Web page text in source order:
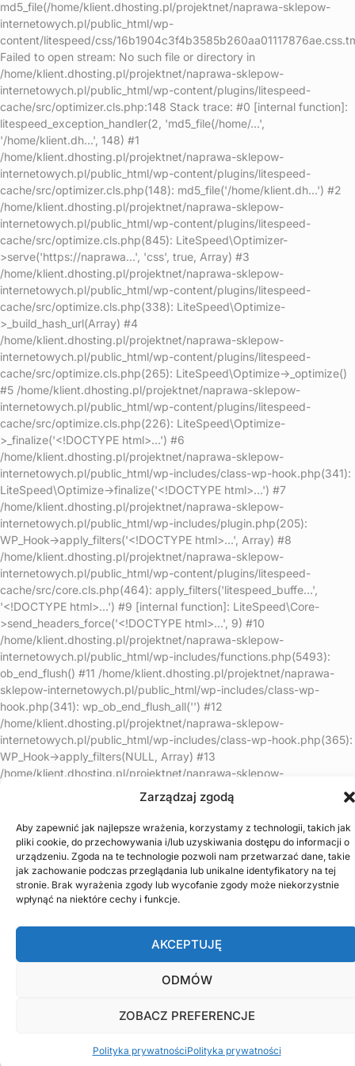
Zarządzaj zgodą
Aby zapewnić jak najlepsze wrażenia, korzystamy z technologii, takich jak
pliki cookie, do przechowywania i/lub uzyskiwania dostępu do informacji o
urządzeniu. Zgoda na te technologie pozwoli nam przetwarzać dane, takie
jak zachowanie podczas przeglądania lub unikalne identyfikatory na tej
stronie. Brak wyrażenia zgody lub wycofanie zgody może niekorzystnie
wpłynąć na niektóre cechy i funkcje.
AKCEPTUJĘ
ODMÓW
ZOBACZ PREFERENCJE
Polityka prywatnościPolityka prywatności
md5_file(/home/klient.dhosting.pl/projektnet/naprawa-sklepow-
internetowych.pl/public_html/wp-
content/litespeed/css/
Failed to open stream: No such file or directory in
/home/klient.dhosting.pl/projektnet/naprawa-sklepow-
internetowych.pl/public_html/wp-content/plugins/litespeed-
cache/src/optimizer.cls.php:148 Stack trace: #0 [internal function]:
litespeed_exception_handler(2, 'md5_file(/home/...',
'/home/klient.dh...', 148) #1
/home/klient.dhosting.pl/projektnet/naprawa-sklepow-
internetowych.pl/public_html/wp-content/plugins/litespeed-
cache/src/optimizer.cls.php(148): md5_file('/home/klient.dh...') #2
/home/klient.dhosting.pl/projektnet/naprawa-sklepow-
internetowych.pl/public_html/wp-content/plugins/litespeed-
cache/src/optimize.cls.php(845): LiteSpeed\Optimizer-
>serve('https://naprawa...', 'css', true, Array) #3
/home/klient.dhosting.pl/projektnet/naprawa-sklepow-
internetowych.pl/public_html/wp-content/plugins/litespeed-
cache/src/optimize.cls.php(338): LiteSpeed\Optimize-
>_build_hash_url(Array) #4
/home/klient.dhosting.pl/projektnet/naprawa-sklepow-
internetowych.pl/public_html/wp-content/plugins/litespeed-
cache/src/optimize.cls.php(265): LiteSpeed\Optimize->_optimize()
#5 /home/klient.dhosting.pl/projektnet/naprawa-sklepow-
internetowych.pl/public_html/wp-content/plugins/litespeed-
cache/src/optimize.cls.php(226): LiteSpeed\Optimize-
>_finalize('<!DOCTYPE html>...') #6
/home/klient.dhosting.pl/projektnet/naprawa-sklepow-
internetowych.pl/public_html/wp-includes/class-wp-hook.php(341):
LiteSpeed\Optimize->finalize('<!DOCTYPE html>...') #7
/home/klient.dhosting.pl/projektnet/naprawa-sklepow-
internetowych.pl/public_html/wp-includes/plugin.php(205):
WP_Hook->apply_filters('<!DOCTYPE html>...', Array) #8
/home/klient.dhosting.pl/projektnet/naprawa-sklepow-
internetowych.pl/public_html/wp-content/plugins/litespeed-
cache/src/core.cls.php(464): apply_filters('litespeed_buffe...',
'<!DOCTYPE html>...') #9 [internal function]: LiteSpeed\Core-
>send_headers_force('<!DOCTYPE html>...', 9) #10
/home/klient.dhosting.pl/projektnet/naprawa-sklepow-
internetowych.pl/public_html/wp-includes/functions.php(5493):
ob_end_flush() #11 /home/klient.dhosting.pl/projektnet/naprawa-
sklepow-internetowych.pl/public_html/wp-includes/class-wp-
hook.php(341): wp_ob_end_flush_all('') #12
/home/klient.dhosting.pl/projektnet/naprawa-sklepow-
internetowych.pl/public_html/wp-includes/class-wp-hook.php(365):
WP_Hook->apply_filters(NULL, Array) #13
/home/klient.dhosting.pl/projektnet/naprawa-sklepow-
internetowych.pl/public_html/wp-includes/plugin.php(522):
WP_Hook->do_action(Array) #14
/home/klient.dhosting.pl/projektnet/naprawa-sklepow-
internetowych.pl/public_html/wp-includes/load.php(1308):
do_action('shutdown') #15 [internal function]:
shutdown_action_hook() #16 {main} thrown in
/home/klient.dhosting.pl/projektnet/naprawa-sklepow-
internetowych.pl/public_html/wp-content/plugins/litespeed-